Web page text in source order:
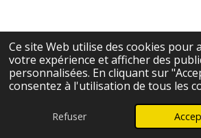
Ce site Web utilise des cookies pour
votre expérience et afficher des
personnalisées. En cliquant sur
consentez à l'utilisation de tous les
Refuser
Cgv
E-mail Carte